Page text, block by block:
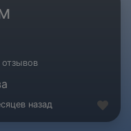
отзывов
назад